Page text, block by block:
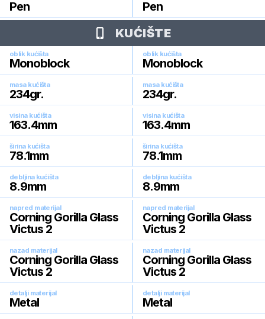
Pen
Pen
KUĆIŠTE
oblik kućišta
Monoblock
oblik kućišta
Monoblock
masa kućišta
234gr.
masa kućišta
234gr.
visina kućišta
163.4mm
visina kućišta
163.4mm
širina kućišta
78.1mm
širina kućišta
78.1mm
debljina kućišta
8.9mm
debljina kućišta
8.9mm
napred materijal
Corning Gorilla Glass
Victus 2
napred materijal
Corning Gorilla Glass
Victus 2
nazad materijal
Corning Gorilla Glass
Victus 2
nazad materijal
Corning Gorilla Glass
Victus 2
detalji materijal
Metal
detalji materijal
Metal